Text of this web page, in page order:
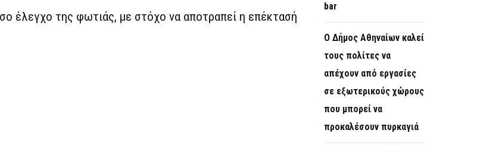
έλεγχο της φωτιάς, με στόχο να αποτραπεί η επέκτασή
bar
Ο Δήμος Αθηναίων καλεί
τους πολίτες να
απέχουν από εργασίες
σε εξωτερικούς χώρους
που μπορεί να
προκαλέσουν πυρκαγιά